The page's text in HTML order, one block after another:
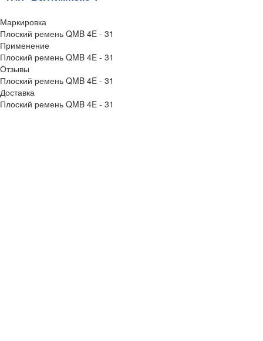
Маркировка
Плоский ремень QMB 4E - 31
Применение
Плоский ремень QMB 4E - 31
Отзывы
Плоский ремень QMB 4E - 31
Доставка
Плоский ремень QMB 4E - 31